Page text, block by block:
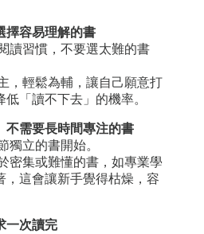
擇容易理解的書
讀習慣，不要選太難的書
，輕鬆為輔，讓自己願意打
「讀不下去」的機率。
不需要長時間專注的書
獨立的書開始。
密集或難懂的書，如專業學
，這會讓新手覺得枯燥，容
一次讀完